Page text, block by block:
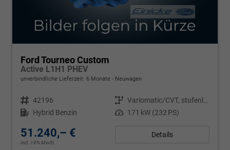
Ford Tourneo Custom
Active L1H1 PHEV
unverbindliche Lieferzeit: 6 Monate Neuwagen
Fahrzeugnr. 42196 Getriebe
Variomatic/CVT, stufenlos
Kraftstoff Hybrid Benzin Leistung 171 kW (232 PS)
51.240,– €
incl. 19% MwSt.
Details